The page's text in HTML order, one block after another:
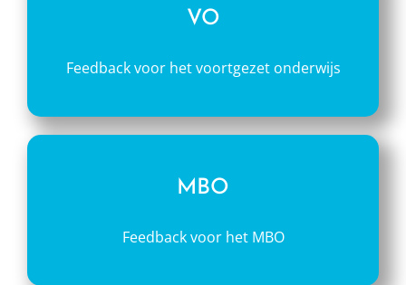
VO
Feedback voor het voortgezet onderwijs
MBO
Feedback voor het MBO